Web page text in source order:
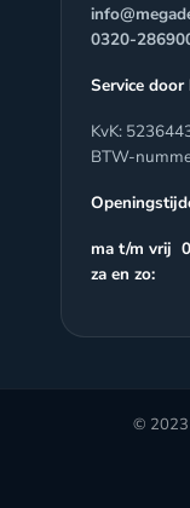
0320-
Service door
KvK:
BTW-
ma t/m vrij
za en
© 2023